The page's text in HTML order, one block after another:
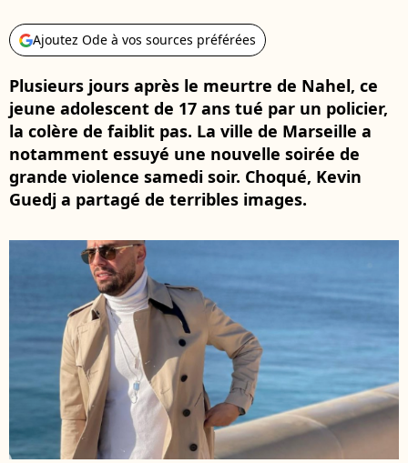
Ajoutez Ode à vos sources préférées
Plusieurs jours après le meurtre de Nahel, ce
jeune adolescent de 17 ans tué par un policier,
la colère de faiblit pas. La ville de Marseille a
notamment essuyé une nouvelle soirée de
grande violence samedi soir. Choqué, Kevin
Guedj a partagé de terribles images.